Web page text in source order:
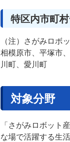
特区内市町
（注）さがみロボ
相模原市、平塚市
川町、愛川町
対象分野
「さがみロボット
な場で活躍する生